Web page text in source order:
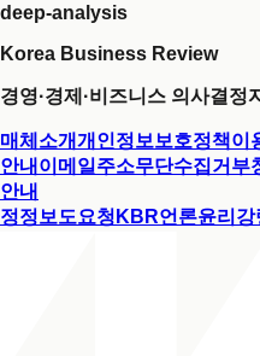
deep-analysis
Korea Business Review
경영·경제·비즈니스 의사결정
매체소개개인정보보호정책이
안내 이메일주소무단수집거부
안내
정정보도요청 KBR언론윤리강